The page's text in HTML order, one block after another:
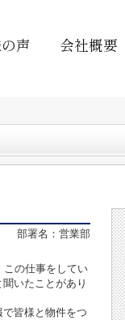
声 会社概要
部署名：営業部
この仕事をしてい
いたことがあり
皆様と物件をつ